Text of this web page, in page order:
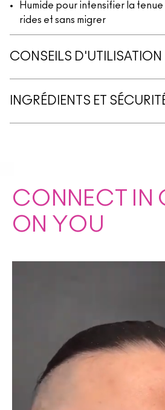
Humide pour intensifier la tenue
rides et sans migrer
CONSEILS D'UTILISATION
INGRÉDIENTS ET
CONNECT IN
ON YOU